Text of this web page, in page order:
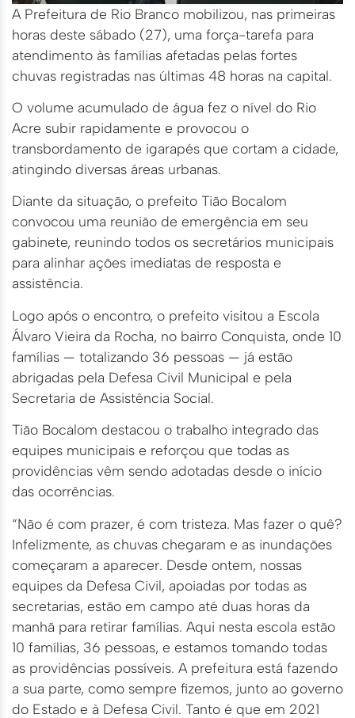
A Prefeitura de Rio Branco mobilizou, nas primeiras
horas deste sábado (27), uma força-tarefa para
atendimento às famílias afetadas pelas fortes
chuvas registradas nas últimas 48 horas na capital.
O volume acumulado de água fez o nível do Rio
Acre subir rapidamente e provocou o
transbordamento de igarapés que cortam a cidade,
atingindo diversas áreas urbanas.
Diante da situação, o prefeito Tião Bocalom
convocou uma reunião de emergência em seu
gabinete, reunindo todos os secretários municipais
para alinhar ações imediatas de resposta e
assistência.
Logo após o encontro, o prefeito visitou a Escola
Álvaro Vieira da Rocha, no bairro Conquista, onde 10
famílias — totalizando 36 pessoas — já estão
abrigadas pela Defesa Civil Municipal e pela
Secretaria de Assistência Social.
Tião Bocalom destacou o trabalho integrado das
equipes municipais e reforçou que todas as
providências vêm sendo adotadas desde o início
das ocorrências.
“Não é com prazer, é com tristeza. Mas fazer o quê?
Infelizmente, as chuvas chegaram e as inundações
começaram a aparecer. Desde ontem, nossas
equipes da Defesa Civil, apoiadas por todas as
secretarias, estão em campo até duas horas da
manhã para retirar famílias. Aqui nesta escola estão
10 famílias, 36 pessoas, e estamos tomando todas
as providências possíveis. A prefeitura está fazendo
a sua parte, como sempre fizemos, junto ao governo
do Estado e à Defesa Civil. Tanto é que em 2021